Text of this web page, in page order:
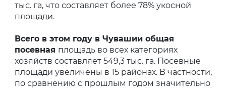
тыс. га, что составляет более 78% укосной
площади.
Всего в этом году в Чувашии общая
посевная площадь во всех категориях
хозяйств составляет 549,3 тыс. га. Посевные
площади увеличены в 15 районах. В частности,
по сравнению с прошлым годом значительно